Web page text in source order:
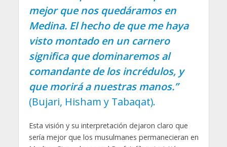
mejor que nos quedáramos en
Medina. El hecho de que me haya
visto montado en un carnero
significa que dominaremos al
comandante de los incrédulos, y
que morirá a nuestras manos.”
(Bujari, Hisham y Tabaqat).
Esta visión y su interpretación dejaron claro que
sería mejor que los musulmanes permanecieran en